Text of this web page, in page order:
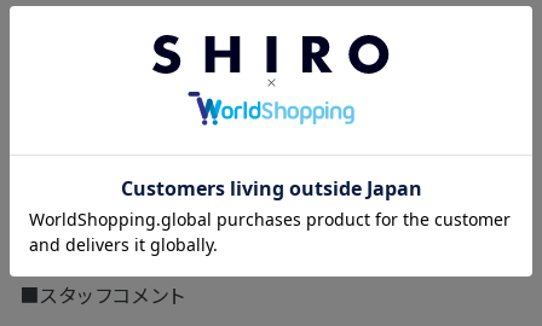
髪に潤いとツヤを与え、しっとりした手触りを叶えます。軽いオイ
ルで蓋をして、ツヤとうるおいをあたえ、さらさらに仕上げます。
ヘアケア製品一覧はこちら
■スタッフコメント